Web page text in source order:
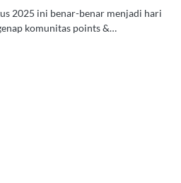
2025 ini benar-benar menjadi hari
komunitas points &…